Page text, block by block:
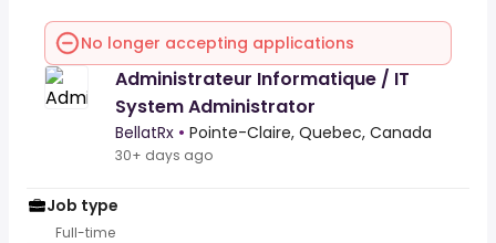
No longer accepting applications
Administrateur Informatique / IT
System Administrator
BellatRx • Pointe-Claire, Quebec, Canada
30+ days ago
Job type
Full-time